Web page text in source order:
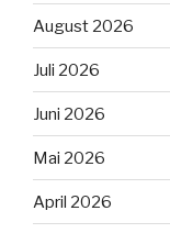
August 2026
Juli 2026
Juni 2026
Mai 2026
April 2026